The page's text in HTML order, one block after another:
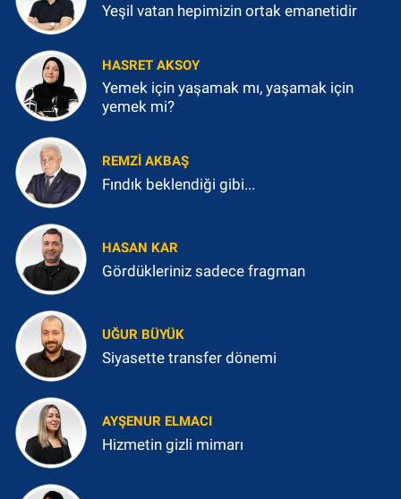
Yeşil vatan hepimizin ortak emanetidir
HASRET AKSOY
Yemek için yaşamak mı, yaşamak için
yemek mi?
REMZI AKBAŞ
Fındık beklendiği gibi...
HASAN KAR
Gördükleriniz sadece fragman
UĞUR BÜYÜK
Siyasette transfer dönemi
AYŞENUR ELMACI
Hizmetin gizli mimarı